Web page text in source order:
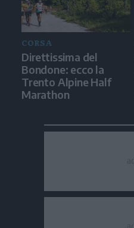
CORSA
Direttissima del
Bondone: ecco la
Trento Alpine Half
Marathon